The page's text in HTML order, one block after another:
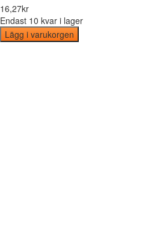
16,27kr
Endast 10 kvar i lager
Lägg i varukorgen